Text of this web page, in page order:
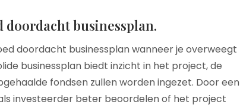
doordacht businessplan.
doordacht businessplan wanneer je overweegt
businessplan biedt inzicht in het project, de
fondsen zullen worden ingezet. Door een
investeerder beter beoordelen of het project